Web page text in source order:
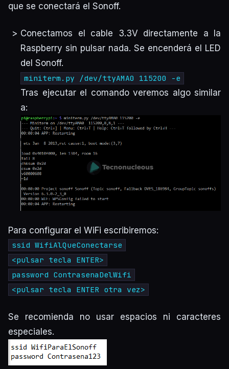
que se conectará el Sonoff.
Conectamos el cable 3.3V directamente a la
Raspberry sin pulsar nada. Se encenderá el LED
del Sonoff.
miniterm.py /dev/ttyAMA0 115200 -e
Tras ejecutar el comando veremos algo similar
a:
Para configurar el WiFi escribiremos:
ssid WifiAlQueConectarse
<pulsar tecla ENTER>
password ContrasenaDelWifi
<pulsar tecla ENTER otra vez>
Se recomienda no usar espacios ni caracteres
especiales.